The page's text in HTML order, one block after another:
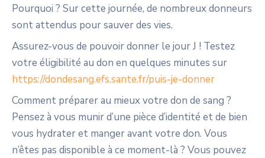
Pourquoi ? Sur cette journée, de nombreux donneurs
sont attendus pour sauver des vies.
Assurez-vous de pouvoir donner le jour J ! Testez
votre éligibilité au don en quelques minutes sur
https://dondesang.efs.sante.fr/puis-je-donner
Comment préparer au mieux votre don de sang ?
Pensez à vous munir d’une pièce d’identité et de bien
vous hydrater et manger avant votre don. Vous
n’êtes pas disponible à ce moment-là ? Vous pouvez